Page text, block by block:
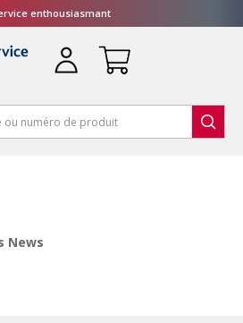
enthousiasmant
News